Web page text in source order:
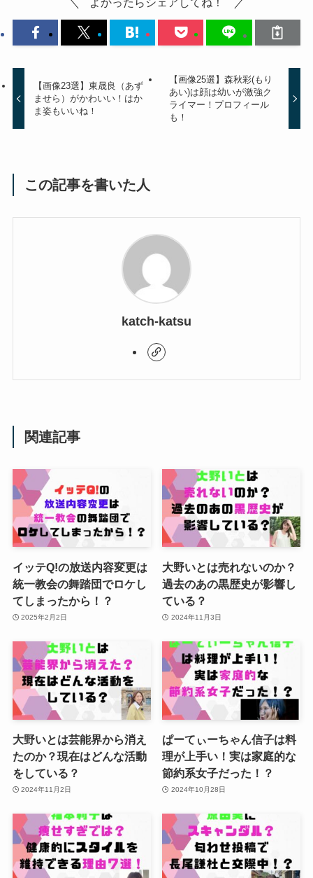
【画像23選】東晟良（あず
ませら）がかわいい！はか
ま姿もいいね！
【画像25選】森秋彩(もり
あい)は顔は幼いが激強ク
ライマー！プロフィール
も！
この記事を書いた人
katch-katsu
関連記事
イッテQ!の放送内容変更は
統一教会の舞踏団でロケし
てしまったから！？
2025年2月2日
大野いとは売れないのか？
過去のあの黒歴史が影響し
ている？
2024年11月3日
大野いとは芸能界から消え
たのか？現在はどんな活動
をしている？
2024年11月2日
ぱーてぃーちゃん信子は料
理が上手い！実は家庭的な
節約系女子だった！？
2024年10月28日